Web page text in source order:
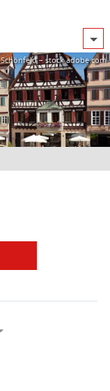
– stock.adobe.com